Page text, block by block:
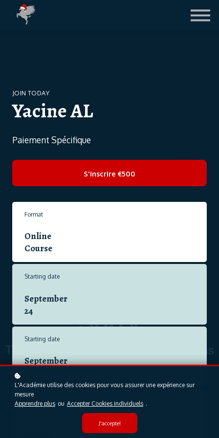
JOIN TODAY
Yacine AL
Paiement Spécifique
S'inscrire €500
Format
Online
Course
Starting date
September
24
Starting date
September
Format
L'Académie utilise des cookies pour vous assurer une expérience sur
mesure
Apprendre plus ou Accepter Cookies individuels .
J'accepte!